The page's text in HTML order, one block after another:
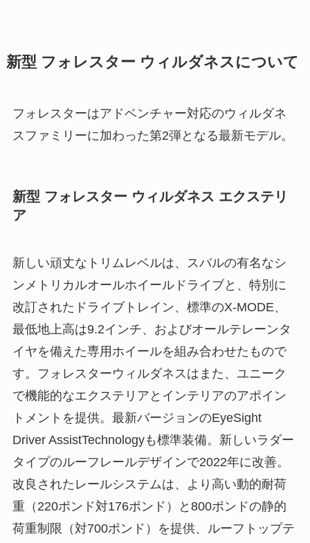
新型 フォレスター ウィルダネスについて
フォレスターはアドベンチャー対応のウィルダネ
スファミリーに加わった第2弾となる最新モデル。
新型 フォレスター ウィルダネス エクステリ
ア
新しい頑丈なトリムレベルは、スバルの有名なシ
ンメトリカルオールホイールドライブと、特別に
改訂されたドライブトレイン、標準のX-MODE、
最低地上高は9.2インチ、およびオールテレーンタ
イヤを備えた専用ホイールを組み合わせたもので
す。フォレスターウィルダネスはまた、ユニーク
で機能的なエクステリアとインテリアのアポイン
トメントを提供。最新バージョンのEyeSight
Driver AssistTechnologyも標準装備。新しいラダー
タイプのルーフレールデザインで2022年に改善。
改良されたレールシステムは、より高い動的耐荷
重（220ポンド対176ポンド）と800ポンドの静的
荷重制限（対700ポンド）を提供、ルーフトップテ